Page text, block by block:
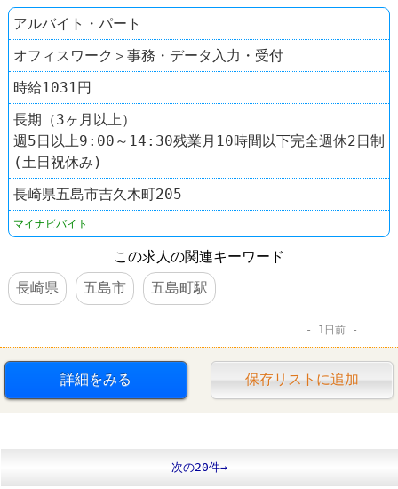
アルバイト・パート
オフィスワーク＞事務・データ入力・受付
時給1031円
長期（3ヶ月以上）
週5日以上9:00～14:30残業月10時間以下完全週休2日制
(土日祝休み)
長崎県五島市吉久木町205
マイナビバイト
この求人の関連キーワード
長崎県
五島市 五島町駅
1日前
詳細をみる 保存リストに追加
次の20件→